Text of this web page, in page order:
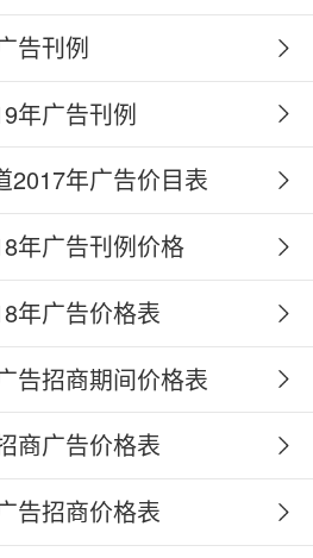
告刊例
年广告刊例
2017年广告价目表
年广告刊例价格
年广告价格表
告招商期间价格表
商广告价格表
告招商价格表